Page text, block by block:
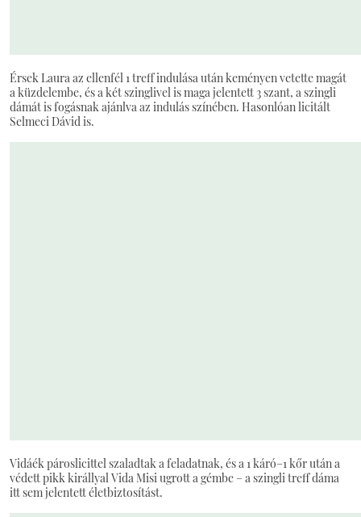
Érsek Laura az ellenfél 1 treff indulása után keményen vetette magát
a küzdelembe, és a két szinglivel is maga jelentett 3 szant, a szingli
dámát is fogásnak ajánlva az indulás színében. Hasonlóan licitált
Selmeci Dávid is.
Vidáék pároslicittel szaladtak a feladatnak, és a 1 káró–1 kőr után a
védett pikk királlyal Vida Misi ugrott a gémbe – a szingli treff dáma
itt sem jelentett életbiztosítást.